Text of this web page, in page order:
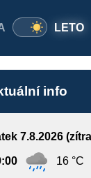
LETO
Strachan -
info
7.8.2026
16 °C